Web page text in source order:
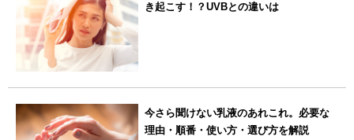
き起こす！？UVBとの違いは
今さら聞けない乳液のあれこれ。必要な
理由・順番・使い方・選び方を解説